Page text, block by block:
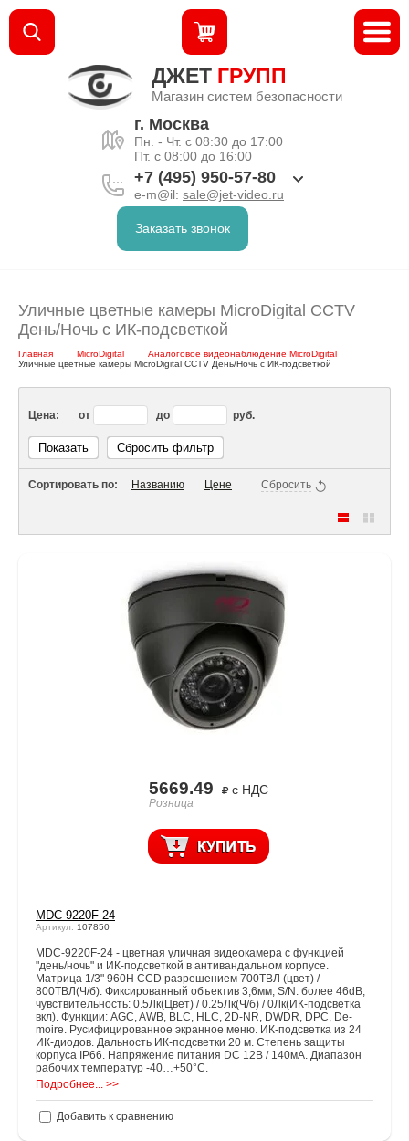
ДЖЕТ ГРУПП
Магазин систем безопасности
г. Москва
Пн. - Чт. с 08:30 до 17:00
Пт. с 08:00 до 16:00
+7 (495) 950-57-80
e-m@il: sale@jet-video.ru
Заказать звонок
Уличные цветные камеры MicroDigital CCTV
День/Ночь с ИК-подсветкой
Главная MicroDigital
Аналоговое видеонаблюдение MicroDigital
Уличные цветные камеры MicroDigital CCTV День/Ночь с ИК-подсветкой
Цена: от до руб.
Показать Сбросить фильтр
Сортировать по: Названию Цене Сбросить
5669.49 с НДС
Розница
MDC-9220F-24
Артикул: 107850
MDC-9220F-24 - цветная уличная видеокамера с функцией
"день/ночь" и ИК-подсветкой в антивандальном корпусе.
Матрица 1/3" 960H CCD разрешением 700ТВЛ (цвет) /
800ТВЛ(Ч/б). Фиксированный объектив 3,6мм, S/N: более 46dB,
чувствительность: 0.5Лк(Цвет) / 0.25Лк(Ч/б) / 0Лк(ИК-подсветка
вкл). Функции: AGC, AWB, BLC, HLC, 2D-NR, DWDR, DPC, De-
moire. Русифицированное экранное меню. ИК-подсветка из 24
ИК-диодов. Дальность ИК-подсветки 20 м. Степень защиты
корпуса IP66. Напряжение питания DC 12В / 140мА. Диапазон
рабочих температур -40…+50°C.
Подробнее... >>
Добавить к сравнению